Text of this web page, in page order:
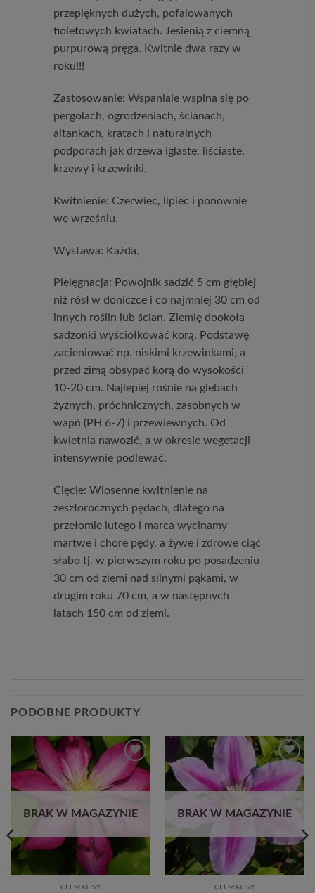
przepięknych dużych, pofalowanych
fioletowych kwiatach. Jesienią z ciemną
purpurową pręga. Kwitnie dwa razy w
roku!!!
Zastosowanie: Wspaniale wspina się po
pergolach, ogrodzeniach, ścianach,
altankach, kratach i naturalnych
podporach jak drzewa iglaste, liściaste,
krzewy i krzewinki.
Kwitnienie: Czerwiec, lipiec i ponownie
we wrześniu.
Wystawa: Każda.
Pielęgnacja: Powojnik sadzić 5 cm głębiej
niż rósł w doniczce i co najmniej 30 cm od
innych roślin lub ścian. Ziemię dookoła
sadzonki wyściółkować korą. Podstawę
zacieniować np. niskimi krzewinkami, a
przed zimą obsypać korą do wysokości
10-20 cm. Najlepiej rośnie na glebach
żyznych, próchnicznych, zasobnych w
wapń (PH 6-7) i przewiewnych. Od
kwietnia nawozić, a w okresie wegetacji
intensywnie podlewać.
Cięcie: Wiosenne kwitnienie na
zeszłorocznych pędach, dlatego na
przełomie lutego i marca wycinamy
martwe i chore pędy, a żywe i zdrowe ciąć
słabo tj. w pierwszym roku po posadzeniu
30 cm od ziemi nad silnymi pąkami, w
drugim roku 70 cm, a w następnych
latach 150 cm od ziemi.
PODOBNE PRODUKTY
Dodaj
do
listy
BRAK W MAGAZYNIE
CLEMATISY
Dodaj
do
listy
BRAK W MAGAZYNIE
CLEMATISY